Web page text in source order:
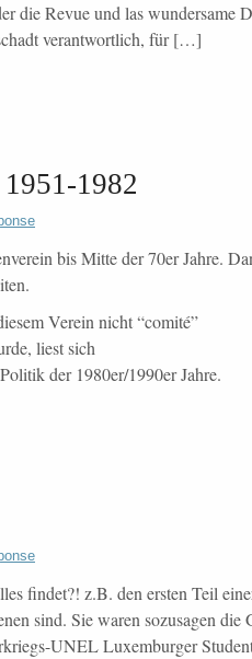
die Revue und las wundersame
verantwortlich, für […]
1982
bis Mitte der 70er Jahre.
Verein nicht “comité”
liest sich
der 1980er/1990er Jahre.
findet?! z.B. den ersten Teil
sind. Sie waren sozusagen die
UNEL Luxemburger